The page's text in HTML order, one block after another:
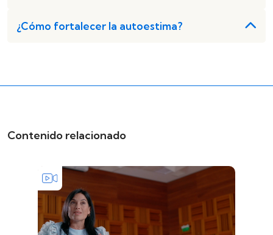
¿Cómo fortalecer la autoestima?
Contenido relacionado